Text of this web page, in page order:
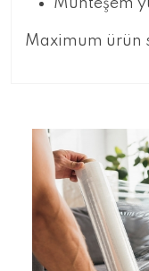
Muhteşem
Maximum ürün